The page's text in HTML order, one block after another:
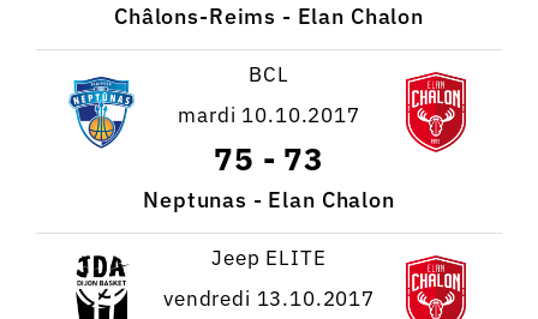
Châlons-Reims - Elan Chalon
BCL
mardi 10.10.2017
75 - 73
Neptunas - Elan Chalon
Jeep ELITE
vendredi 13.10.2017